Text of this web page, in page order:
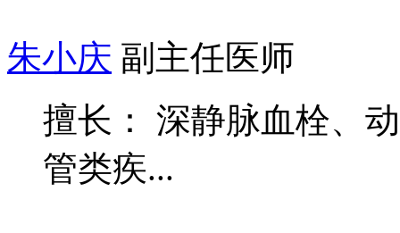
朱小庆 副主任医师
擅长： 深静脉血栓、
管类疾...